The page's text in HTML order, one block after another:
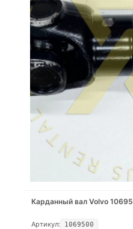
Карданный вал Volvo
Артикул: 1069500